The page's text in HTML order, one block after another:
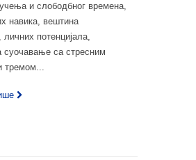
учења и слободбног времена,
навика, вештина
личних потенцијала,
суочавање са стресним
тремом...